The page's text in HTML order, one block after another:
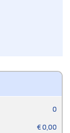
0
€0,00